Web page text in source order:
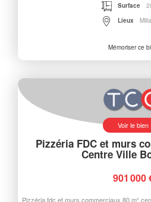
Surface
Lieux
Mémoriser ce
Voir le bien
Pizzéria FDC et murs
Centre Ville
901 000
Pizzéria fdc et murs commerciaux 80 m²